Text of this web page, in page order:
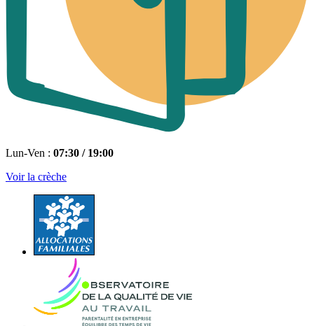
Lun-Ven : 07:30 / 19:00
Voir la crèche